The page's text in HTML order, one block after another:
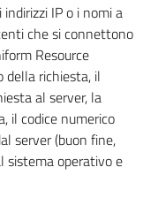
IP o i nomi a
che si connettono
Resource
della richiesta, il
al server, la
il codice numerico
server (buon fine,
sistema operativo e